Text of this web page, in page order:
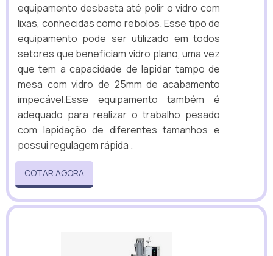
equipamento desbasta até polir o vidro com
lixas, conhecidas como rebolos. Esse tipo de
equipamento pode ser utilizado em todos
setores que beneficiam vidro plano, uma vez
que tem a capacidade de lapidar tampo de
mesa com vidro de 25mm de acabamento
impecável.Esse equipamento também é
adequado para realizar o trabalho pesado
com lapidação de diferentes tamanhos e
possui regulagem rápida .
COTAR AGORA